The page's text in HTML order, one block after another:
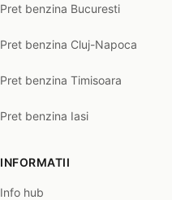
Pret benzina Bucuresti
Pret benzina Cluj-Napoca
Pret benzina Timisoara
Pret benzina Iasi
INFORMATII
Info hub